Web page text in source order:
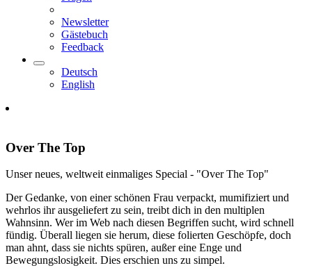
Newsletter
Gästebuch
Feedback
Deutsch
English
Over The Top
Unser neues, weltweit einmaliges Special - "Over The Top"
Der Gedanke, von einer schönen Frau verpackt, mumifiziert und
wehrlos ihr ausgeliefert zu sein, treibt dich in den multiplen
Wahnsinn. Wer im Web nach diesen Begriffen sucht, wird schnell
fündig. Überall liegen sie herum, diese folierten Geschöpfe, doch
man ahnt, dass sie nichts spüren, außer eine Enge und
Bewegungslosigkeit. Dies erschien uns zu simpel.